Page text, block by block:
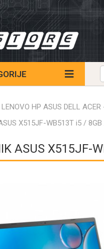
HP ASUS DELL
X515JF-WB513T i5 /
ASUS X515JF-